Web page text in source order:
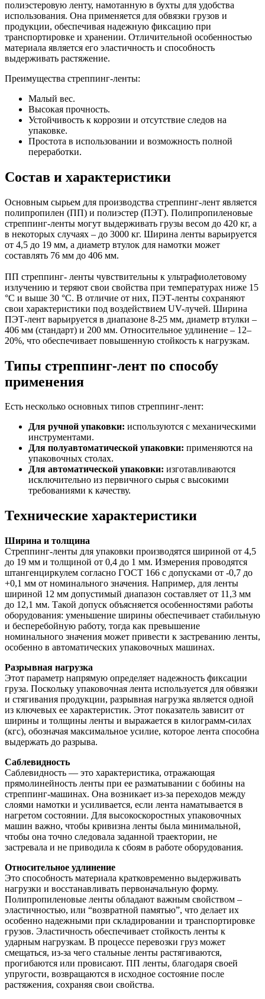
полиэстеровую ленту, намотанную в бухты для удобства
использования. Она применяется для обвязки грузов и
продукции, обеспечивая надежную фиксацию при
транспортировке и хранении. Отличительной особенностью
материала является его эластичность и способность
выдерживать растяжение.
Преимущества стреппинг-ленты:
Малый вес.
Высокая прочность.
Устойчивость к коррозии и отсутствие следов на
упаковке.
Простота в использовании и возможность полной
переработки.
Состав и характеристики
Основным сырьем для производства стреппинг-лент является
полипропилен (ПП) и полиэстер (ПЭТ). Полипропиленовые
стреппинг-ленты могут выдерживать грузы весом до 420 кг, а
в некоторых случаях – до 3000 кг. Ширина ленты варьируется
от 4,5 до 19 мм, а диаметр втулок для намотки может
составлять 76 мм до 406 мм.
ПП стреппинг- ленты чувствительны к ультрафиолетовому
излучению и теряют свои свойства при температурах ниже 15
°C и выше 30 °C. В отличие от них, ПЭТ-ленты сохраняют
свои характеристики под воздействием UV-лучей. Ширина
ПЭТ-лент варьируется в диапазоне 8-25 мм, диаметр втулки –
406 мм (стандарт) и 200 мм. Относительное удлинение – 12–
20%, что обеспечивает повышенную стойкость к нагрузкам.
Типы стреппинг-лент по способу
применения
Есть несколько основных типов стреппинг-лент:
Для ручной упаковки: используются с механическими
инструментами.
Для полуавтоматической упаковки: применяются на
упаковочных столах.
Для автоматической упаковки: изготавливаются
исключительно из первичного сырья с высокими
требованиями к качеству.
Технические характеристики
Ширина и толщина
Стреппинг-ленты для упаковки производятся шириной от 4,5
до 19 мм и толщиной от 0,4 до 1 мм. Измерения проводятся
штангенциркулем согласно ГОСТ 166 с допусками от -0,7 до
+0,1 мм от номинального значения. Например, для ленты
шириной 12 мм допустимый диапазон составляет от 11,3 мм
до 12,1 мм. Такой допуск объясняется особенностями работы
оборудования: уменьшение ширины обеспечивает стабильную
и бесперебойную работу, тогда как превышение
номинального значения может привести к застреванию ленты,
особенно в автоматических упаковочных машинах.
Разрывная нагрузка
Этот параметр напрямую определяет надежность фиксации
груза. Поскольку упаковочная лента используется для обвязки
и стягивания продукции, разрывная нагрузка является одной
из ключевых ее характеристик. Этот показатель зависит от
ширины и толщины ленты и выражается в килограмм-силах
(кгс), обозначая максимальное усилие, которое лента способна
выдержать до разрыва.
Саблевидность
Саблевидность — это характеристика, отражающая
прямолинейность ленты при ее разматывании с бобины на
стреппинг-машинах. Она возникает из-за переходов между
слоями намотки и усиливается, если лента наматывается в
нагретом состоянии. Для высокоскоростных упаковочных
машин важно, чтобы кривизна ленты была минимальной,
чтобы она точно следовала заданной траектории, не
застревала и не приводила к сбоям в работе оборудования.
Относительное удлинение
Это способность материала кратковременно выдерживать
нагрузки и восстанавливать первоначальную форму.
Полипропиленовые ленты обладают важным свойством –
эластичностью, или “возвратной памятью”, что делает их
особенно надежными при складировании и транспортировке
грузов. Эластичность обеспечивает стойкость ленты к
ударным нагрузкам. В процессе перевозки груз может
смещаться, из-за чего стальные ленты растягиваются,
прогибаются или провисают. ПП ленты, благодаря своей
упругости, возвращаются в исходное состояние после
растяжения, сохраняя свои свойства.